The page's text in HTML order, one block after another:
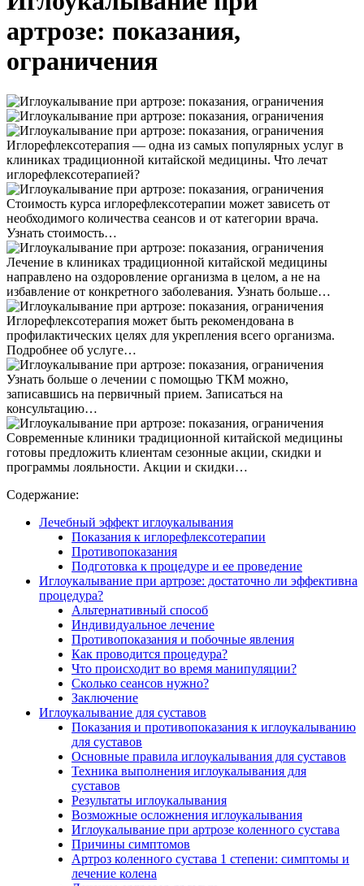
артрозе: показания,
ограничения
Иглорефлексотерапия — одна из самых популярных услуг в
клиниках традиционной китайской медицины. Что лечат
иглорефлексотерапией?
Стоимость курса иглорефлексотерапии может зависеть от
необходимого количества сеансов и от категории врача.
Узнать стоимость…
Лечение в клиниках традиционной китайской медицины
направлено на оздоровление организма в целом, а не на
избавление от конкретного заболевания. Узнать больше…
Иглорефлексотерапия может быть рекомендована в
профилактических целях для укрепления всего организма.
Подробнее об услуге…
Узнать больше о лечении с помощью ТКМ можно,
записавшись на первичный прием. Записаться на
консультацию…
Современные клиники традиционной китайской медицины
готовы предложить клиентам сезонные акции, скидки и
программы лояльности. Акции и скидки…
Содержание:
Лечебный эффект иглоукалывания
Показания к иглорефлексотерапии
Противопоказания
Подготовка к процедуре и ее проведение
Иглоукалывание при артрозе: достаточно ли эффективна
процедура?
Альтернативный способ
Индивидуальное лечение
Противопоказания и побочные явления
Как проводится процедура?
Что происходит во время манипуляции?
Сколько сеансов нужно?
Заключение
Иглоукалывание для суставов
Показания и противопоказания к иглоукалыванию
для суставов
Основные правила иглоукалывания для суставов
Техника выполнения иглоукалывания для
суставов
Результаты иглоукалывания
Возможные осложнения иглоукалывания
Иглоукалывание при артрозе коленного сустава
Причины симптомов
Артроз коленного сустава 1 степени: симптомы и
лечение колена